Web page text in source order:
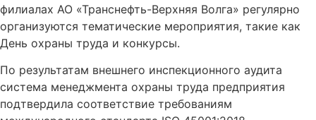
филиалах АО «Транснефть-Верхняя Волга» регулярно
организуются тематические мероприятия, такие как
День охраны труда и конкурсы.
По результатам внешнего инспекционного аудита
система менеджмента охраны труда предприятия
подтвердила соответствие требованиям